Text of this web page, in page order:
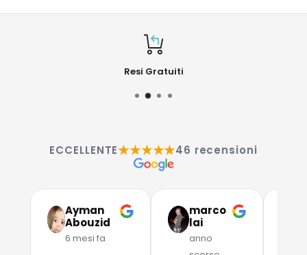
Resi Gratuiti
ECCELLENTE★★★★★46 recensioni
Ayman
Abouzid
6 mesi fa
marco
lai
anno